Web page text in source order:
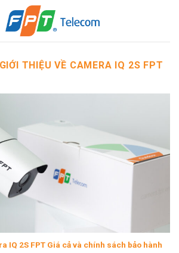
GIỚI THIỆU VỀ CAMERA IQ 2S FPT
IQ 2S FPT Giá cả và chính sách bảo hành